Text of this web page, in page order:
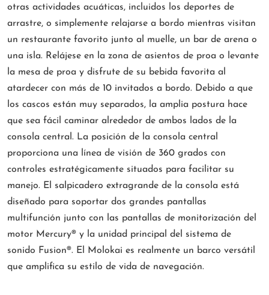
otras actividades acuáticas, incluidos los deportes de
arrastre, o simplemente relajarse a bordo mientras visitan
un restaurante favorito junto al muelle, un bar de arena o
una isla. Relájese en la zona de asientos de proa o levante
la mesa de proa y disfrute de su bebida favorita al
atardecer con más de 10 invitados a bordo. Debido a que
los cascos están muy separados, la amplia postura hace
que sea fácil caminar alrededor de ambos lados de la
consola central. La posición de la consola central
proporciona una línea de visión de 360 grados con
controles estratégicamente situados para facilitar su
manejo. El salpicadero extragrande de la consola está
diseñado para soportar dos grandes pantallas
multifunción junto con las pantallas de monitorización del
motor Mercury® y la unidad principal del sistema de
sonido Fusion®. El Molokai es realmente un barco versátil
que amplifica su estilo de vida de navegación.